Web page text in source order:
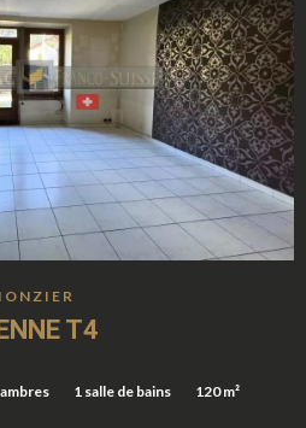
T4
1 salle de bains 120 m²